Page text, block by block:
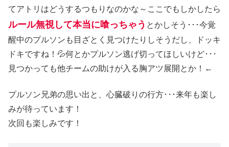
てアトリはどうするつもりなのかな～ここでもしかしたら
ルール無視して本当に喰っちゃう とかしそう･･･今覚
醒中のプルソンも目ざとく見つけたりしそうだし、ドッキ
ドキですね！💦何とかプルソン逃げ切ってほしいけど･･･
見つかっても他チームの助けが入る胸アツ展開とか！←
プルソン兄弟の思い出と、心臓破りの行方･･･来年も楽し
みが待っています！
次回も楽しみです！